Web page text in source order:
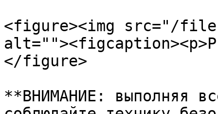
<figure><img src="/files/
</figure>
**ВНИМАНИЕ: выполняя